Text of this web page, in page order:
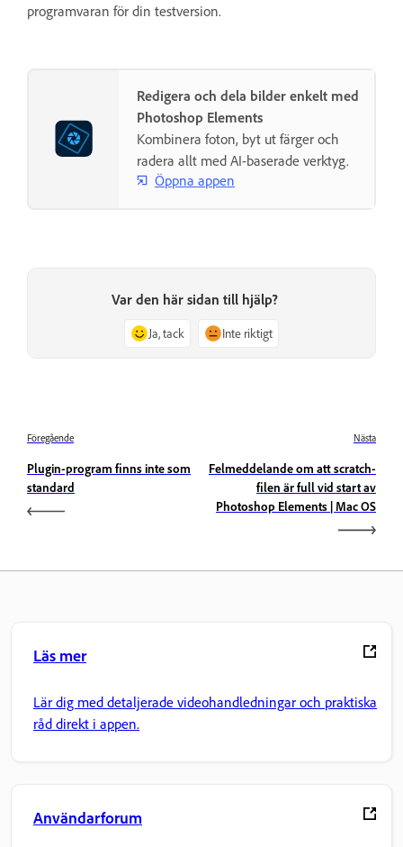
programvaran för din testversion.
Redigera och dela bilder enkelt med
Photoshop Elements
Kombinera foton, byt ut färger och
radera allt med AI-baserade verktyg.
Öppna appen
Var den här sidan till hjälp?
Ja, tack Inte riktigt
Föregående
Plugin-program finns inte som
standard
Nästa
Felmeddelande om att scratch-
filen är full vid start av
Photoshop Elements | Mac OS
Läs mer
Lär dig med detaljerade videohandledningar och praktiska
råd direkt i appen.
Användarforum